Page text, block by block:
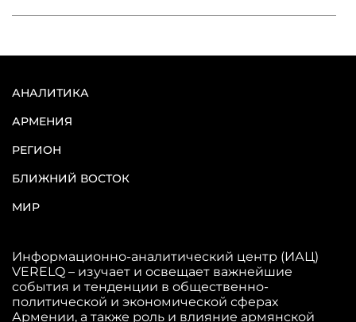
АНАЛИТИКА
АРМЕНИЯ
РЕГИОН
БЛИЖНИЙ ВОСТОК
МИР
Информационно-аналитический центр (ИАЦ)
VERELQ – изучает и освещает важнейшие
события и тенденции в общественно-
политической и экономической сферах
Армении, а также роль и влияние армянской